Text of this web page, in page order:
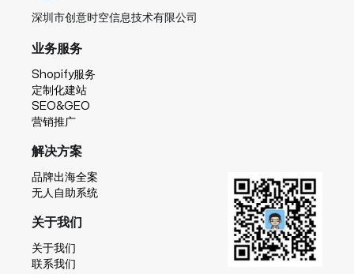
深圳市创意时空信息技术有限公司
业务服务
Shopify服务
定制化建站
SEO&GEO
营销推广
解决方案
品牌出海全案
无人自助系统
关于我们
关于我们
联系我们